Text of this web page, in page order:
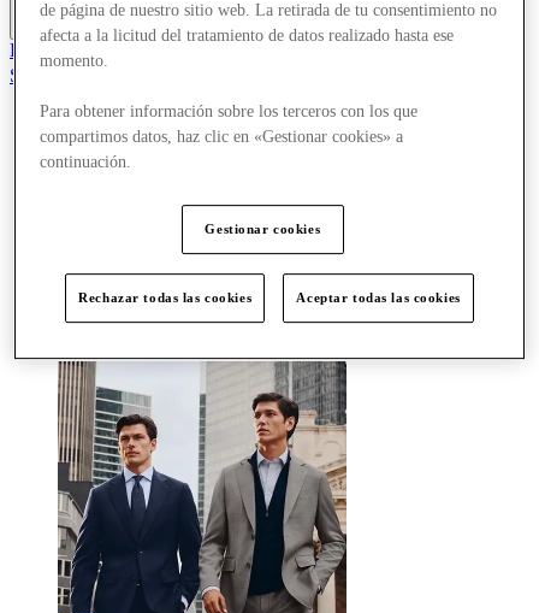
More
El Club
Salvado
Tiendas
Ofertas
More
de página de nuestro sitio web. La retirada de tu consentimiento no
afecta a la licitud del tratamiento de datos realizado hasta ese
momento.
Para obtener información sobre los terceros con los que
compartimos datos, haz clic en «Gestionar cookies» a
continuación.
Gestionar cookies
Rechazar todas las cookies Aceptar todas las cookies